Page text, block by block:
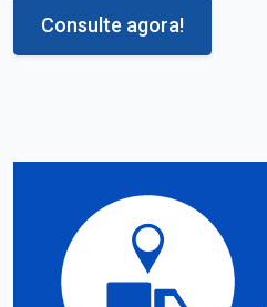
Consulte agora!